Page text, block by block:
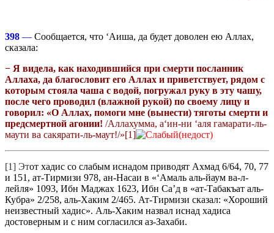
398 — Сообщается, что ‘Аиша, да будет доволен ею Аллах,
сказала:
− Я видела, как находившийся при смерти посланник
Аллаха, да благословит его Аллах и приветствует, рядом с
которым стояла чаша с водой, погружал руку в эту чашу,
после чего проводил (влажной рукой) по своему лицу и
говорил: «О Аллах, помоги мне (вынести) тяготы смерти и
предсмертной агонии! /Аллахумма, а‘ин-ни ‘аля гамарати-ль-
маути ва сакярати-ль-маут!/»[1]
[1] Этот хадис со слабым иснадом приводят Ахмад 6/64, 70, 77
и 151, ат-Тирмизи 978, ан-Насаи в «‘Амаль аль-йаум ва-л-
лейля» 1093, Ибн Маджах 1623, Ибн Са’д в «ат-Табакъат аль-
Кубра» 2/258, аль-Хаким 2/465. Ат-Тирмизи сказал: «Хороший
неизвестный хадис». Аль-Хаким назвал иснад хадиса
достоверным и с ним согласился аз-Захаби.